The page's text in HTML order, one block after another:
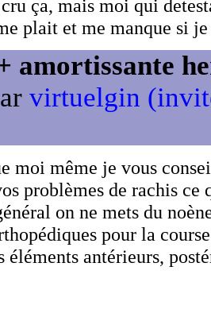
ça, mais moi qui
plait et me manque si
amortissante
virtuelgin
moi même je vous
problèmes de rachis ce
on ne mets du
pour la
éléments antérieurs,